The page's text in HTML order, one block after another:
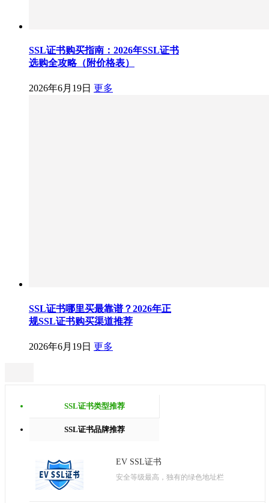
SSL证书购买指南：2026年SSL证书
选购全攻略（附价格表）
2026年6月19日 更多
SSL证书哪里买最靠谱？2026年正
规SSL证书购买渠道推荐
2026年6月19日 更多
SSL证书类型推荐
SSL证书品牌推荐
EV SSL证书
安全等级最高，独有的绿色地址栏